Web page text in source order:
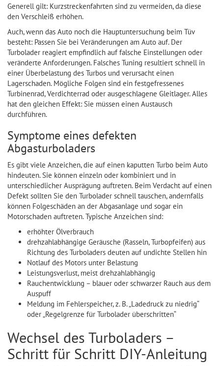
Generell gilt: Kurzstreckenfahrten sind zu vermeiden, da diese
den Verschleiß erhöhen.
Auch, wenn das Auto noch die Hauptuntersuchung beim Tüv
besteht: Passen Sie bei Veränderungen am Auto auf. Der
Turbolader reagiert empfindlich auf falsche Einstellungen oder
veränderte Anforderungen. Falsches Tuning resultiert schnell in
einer Überbelastung des Turbos und verursacht einen
Lagerschaden. Mögliche Folgen sind ein festgefressenes
Turbinenrad, Verdichterrad oder ausgeschlagene Gleitlager. Alles
hat den gleichen Effekt: Sie müssen einen Austausch
durchführen.
Symptome eines defekten
Abgasturboladers
Es gibt viele Anzeichen, die auf einen kaputten Turbo beim Auto
hindeuten. Sie können einzeln oder kombiniert und in
unterschiedlicher Ausprägung auftreten. Beim Verdacht auf einen
Defekt sollten Sie den Turbolader schnell tauschen, andernfalls
können Folgeschäden an der Abgasanlage und sogar ein
Motorschaden auftreten. Typische Anzeichen sind:
erhöhter Ölverbrauch
drehzahlabhängige Geräusche (Rasseln, Turbopfeifen) aus
Richtung des Turboladers deuten auf undichte Stellen hin
Notlauf des Motors unter Belastung
Leistungsverlust, meist drehzahlabhängig
Rauchentwicklung – blauer oder schwarzer Rauch aus dem
Auspuff
Meldung im Fehlerspeicher, z. B. „Ladedruck zu niedrig“
oder „Regelgrenze für Turbolader überschritten“
Wechsel des Turboladers –
Schritt für Schritt DIY-Anleitung